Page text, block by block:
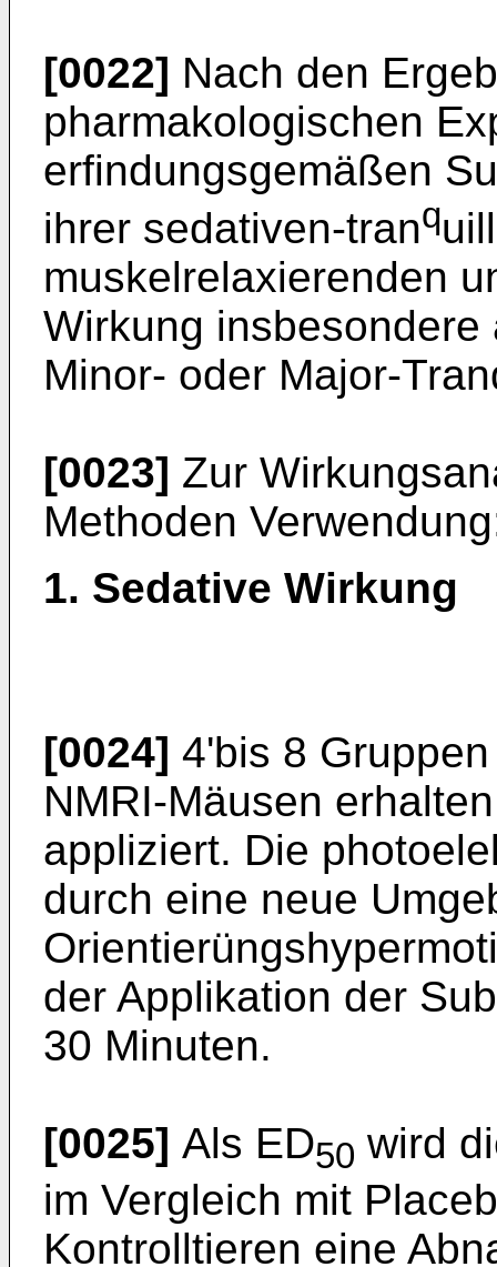
[0022] Nach den
pharmakologischen
erfindungsgemäßen
ihrer sedativen-tranq
muskelrelaxierenden
Wirkung
Minor- oder Major-
[0023] Zur
Methoden
1. Sedative Wirkung
[0024] 4'bis 8
NMRI-Mäusen
appliziert. Die
durch eine neue
der Applikation der
30 Minuten.
[0025] Als ED50 wird
im Vergleich mit
Kontrolltieren eine